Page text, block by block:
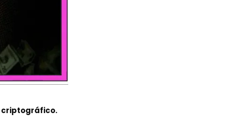
criptográfico.